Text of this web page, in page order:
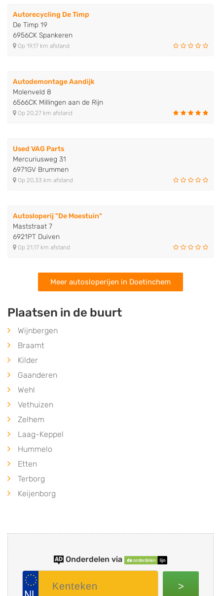
Autorecycling De Timp
De Timp 19
6956CK Spankeren
Op 19,17 km afstand
Autodemontage Aandijk
Molenveld 8
6566CK Millingen aan de Rijn
Op 20,27 km afstand
Used VAG Parts
Mercuriusweg 31
6971GV Brummen
Op 20,33 km afstand
Autosloperij "De Moestuin"
Maststraat 7
6921PT Duiven
Op 21,17 km afstand
Meer autosloperijen in Doetinchem
Plaatsen in de buurt
Wijnbergen
Braamt
Kilder
Gaanderen
Wehl
Vethuizen
Zelhem
Laag-Keppel
Hummelo
Etten
Terborg
Keijenborg
Onderdelen via
>